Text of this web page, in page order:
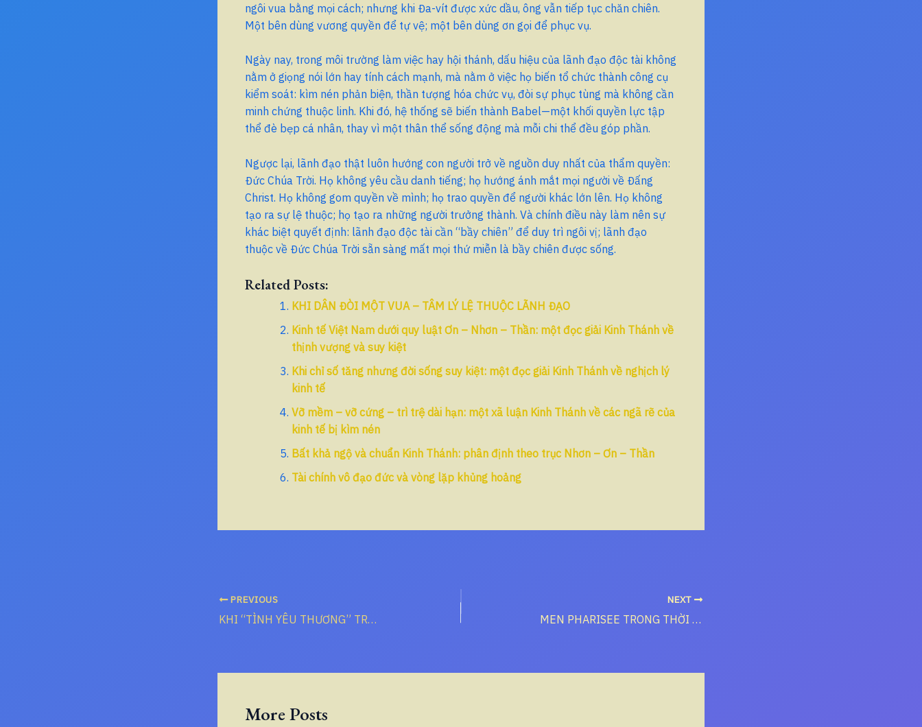
ngôi vua bằng mọi cách; nhưng khi Đa-vít được xức dầu, ông vẫn tiếp tục chăn chiên.
Một bên dùng vương quyền để tự vệ; một bên dùng ơn gọi để phục vụ.
Ngày nay, trong môi trường làm việc hay hội thánh, dấu hiệu của lãnh đạo độc tài không
nằm ở giọng nói lớn hay tính cách mạnh, mà nằm ở việc họ biến tổ chức thành công cụ
kiểm soát: kìm nén phản biện, thần tượng hóa chức vụ, đòi sự phục tùng mà không cần
minh chứng thuộc linh. Khi đó, hệ thống sẽ biến thành Babel—một khối quyền lực tập
thể đè bẹp cá nhân, thay vì một thân thể sống động mà mỗi chi thể đều góp phần.
Ngược lại, lãnh đạo thật luôn hướng con người trở về nguồn duy nhất của thẩm quyền:
Đức Chúa Trời. Họ không yêu cầu danh tiếng; họ hướng ánh mắt mọi người về Đấng
Christ. Họ không gom quyền về mình; họ trao quyền để người khác lớn lên. Họ không
tạo ra sự lệ thuộc; họ tạo ra những người trưởng thành. Và chính điều này làm nên sự
khác biệt quyết định: lãnh đạo độc tài cần “bầy chiên” để duy trì ngôi vị; lãnh đạo
thuộc về Đức Chúa Trời sẵn sàng mất mọi thứ miễn là bầy chiên được sống.
Related Posts:
KHI DÂN ĐÒI MỘT VUA – TÂM LÝ LỆ THUỘC LÃNH ĐẠO
Kinh tế Việt Nam dưới quy luật Ơn – Nhơn – Thần: một đọc giải Kinh Thánh về
thịnh vượng và suy kiệt
Khi chỉ số tăng nhưng đời sống suy kiệt: một đọc giải Kinh Thánh về nghịch lý
kinh tế
Vỡ mềm – vỡ cứng – trì trệ dài hạn: một xã luận Kinh Thánh về các ngã rẽ của
kinh tế bị kìm nén
Bất khả ngộ và chuẩn Kinh Thánh: phân định theo trục Nhơn – Ơn – Thần
Tài chính vô đạo đức và vòng lặp khủng hoảng
PREVIOUS
KHI “TÌNH YÊU THƯƠNG” TRỞ THÀNH CÔNG CỤ KIỂM SOÁT
NEXT
MEN PHARISEE TRONG THỜI ĐẠI SỐ – VĂN HÓA ĐÁM ĐÔNG & TRUYỀN THÔNG
More Posts